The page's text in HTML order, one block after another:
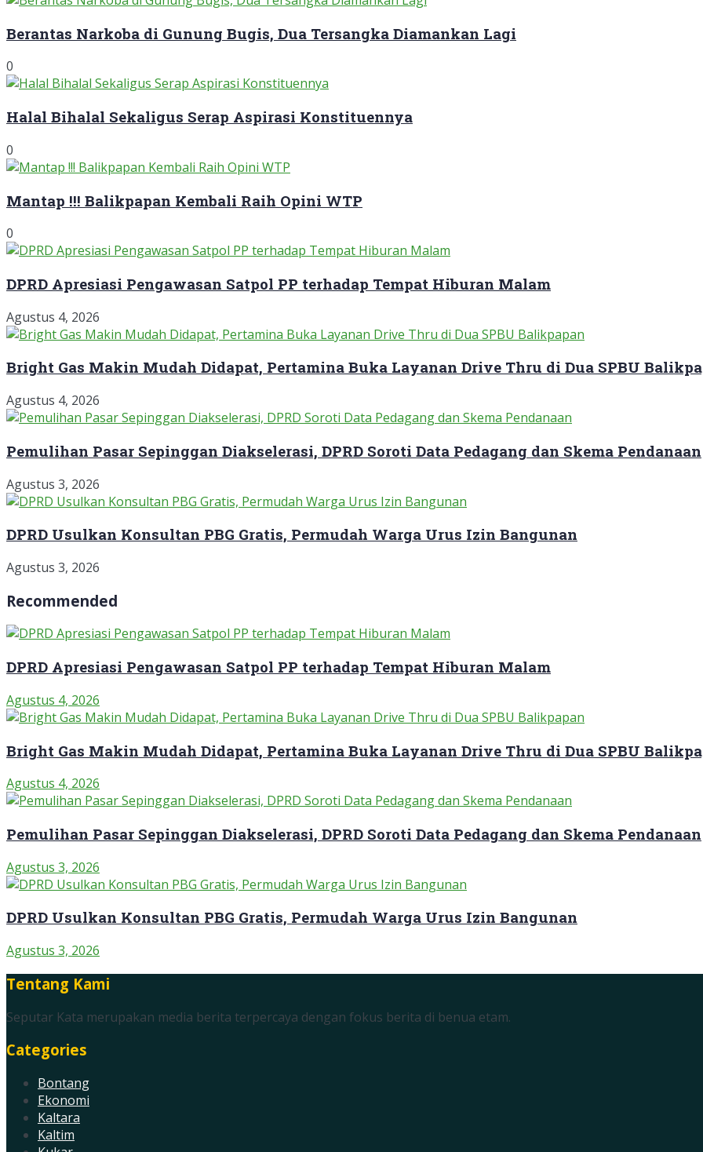
Berantas Narkoba di Gunung Bugis, Dua Tersangka Diamankan Lagi
0
Halal Bihalal Sekaligus Serap Aspirasi Konstituennya
0
Mantap !!! Balikpapan Kembali Raih Opini WTP
0
DPRD Apresiasi Pengawasan Satpol PP terhadap Tempat Hiburan Malam
Agustus 4, 2026
Bright Gas Makin Mudah Didapat, Pertamina Buka Layanan Drive Thru di Dua SPBU
Agustus 4, 2026
Pemulihan Pasar Sepinggan Diakselerasi, DPRD Soroti Data Pedagang dan Skema Pendanaan
Agustus 3, 2026
DPRD Usulkan Konsultan PBG Gratis, Permudah Warga Urus Izin Bangunan
Agustus 3, 2026
Recommended
DPRD Apresiasi Pengawasan Satpol PP terhadap Tempat Hiburan Malam
Agustus 4, 2026
Bright Gas Makin Mudah Didapat, Pertamina Buka Layanan Drive Thru di Dua SPBU
Agustus 4, 2026
Pemulihan Pasar Sepinggan Diakselerasi, DPRD Soroti Data Pedagang dan Skema Pendanaan
Agustus 3, 2026
DPRD Usulkan Konsultan PBG Gratis, Permudah Warga Urus Izin Bangunan
Agustus 3, 2026
Tentang Kami
Seputar Kata merupakan media berita terpercaya dengan fokus berita di benua etam.
Categories
Bontang
Ekonomi
Kaltara
Kaltim